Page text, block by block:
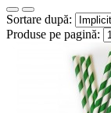
Sortare după:
Produse pe pagină: